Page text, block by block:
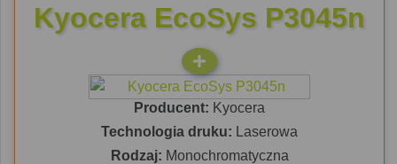
Kyocera EcoSys P3045n
Producent: Kyocera
Technologia druku: Laserowa
Rodzaj: Monochromatyczna